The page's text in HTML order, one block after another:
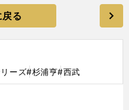
る
ーズ#杉浦亨#西武